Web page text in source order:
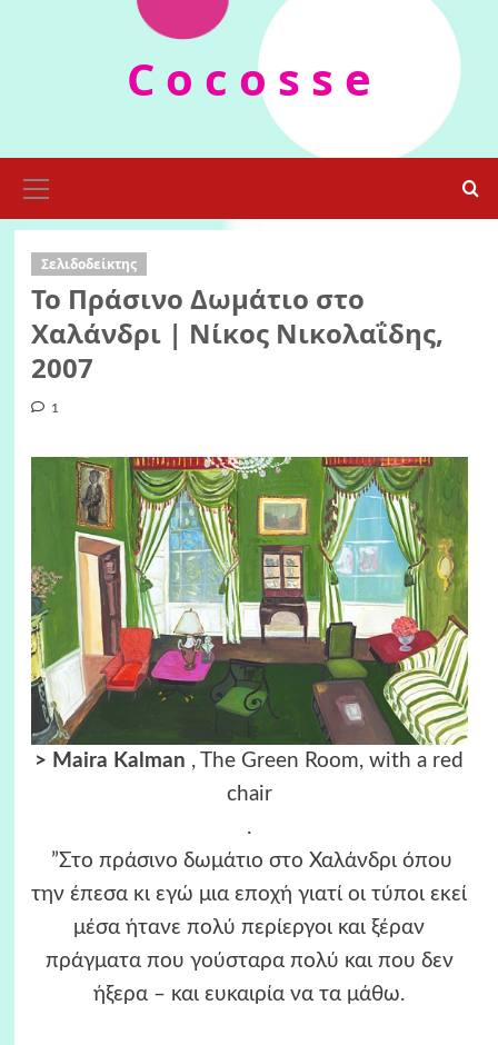
C o c o s s e
Menu
Σελιδοδείκτης
Το Πράσινο Δωμάτιο στο
Χαλάνδρι | Νίκος Νικολαΐδης,
2007
1
> Maira Kalman , The Green Room, with a red
chair
.
”Στο πράσινο δωμάτιο στο Χαλάνδρι όπου
την έπεσα κι εγώ μια εποχή γιατί οι τύποι εκεί
μέσα ήτανε πολύ περίεργοι και ξέραν
πράγματα που γούσταρα πολύ και που δεν
ήξερα – και ευκαιρία να τα μάθω.